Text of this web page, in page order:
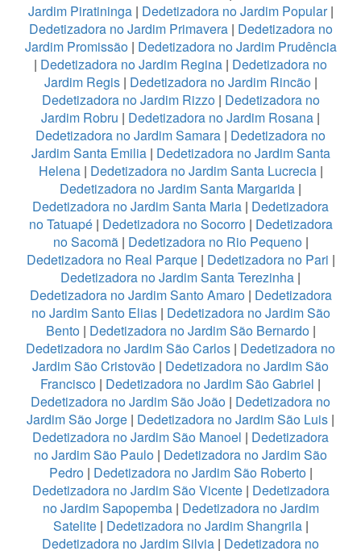
Jardim Piratininga| Dedetizadora no Jardim Popular|
Dedetizadora no Jardim Primavera| Dedetizadora no
Jardim Promissão| Dedetizadora no Jardim Prudência
| Dedetizadora no Jardim Regina | Dedetizadora no
Jardim Regis| Dedetizadora no Jardim Rincão|
Dedetizadora no Jardim Rizzo| Dedetizadora no
Jardim Robru | Dedetizadora no Jardim Rosana |
Dedetizadora no Jardim Samara | Dedetizadora no
Jardim Santa Emilia| Dedetizadora no Jardim Santa
Helena| Dedetizadora no Jardim Santa Lucrecia|
Dedetizadora no Jardim Santa Margarida |
Dedetizadora no Jardim Santa Maria | Dedetizadora
no Tatuapé| Dedetizadora no Socorro| Dedetizadora
no Sacomã| Dedetizadora no Rio Pequeno|
Dedetizadora no Real Parque| Dedetizadora no Pari |
Dedetizadora no Jardim Santa Terezinha |
Dedetizadora no Jardim Santo Amaro| Dedetizadora
no Jardim Santo Elias| Dedetizadora no Jardim São
Bento| Dedetizadora no Jardim São Bernardo|
Dedetizadora no Jardim São Carlos | Dedetizadora no
Jardim São Cristovão | Dedetizadora no Jardim São
Francisco | Dedetizadora no Jardim São Gabriel |
Dedetizadora no Jardim São João | Dedetizadora no
Jardim São Jorge | Dedetizadora no Jardim São Luis |
Dedetizadora no Jardim São Manoel | Dedetizadora
no Jardim São Paulo | Dedetizadora no Jardim São
Pedro| Dedetizadora no Jardim São Roberto|
Dedetizadora no Jardim São Vicente| Dedetizadora
no Jardim Sapopemba| Dedetizadora no Jardim
Satelite| Dedetizadora no Jardim Shangrila|
Dedetizadora no Jardim Silvia | Dedetizadora no